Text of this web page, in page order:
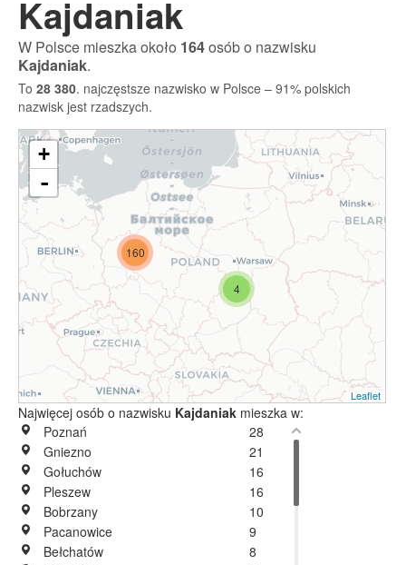
Kajdaniak
W Polsce mieszka około 164osób o nazwisku
Kajdaniak.
To 28 380. najczęstsze nazwisko w Polsce – 91% polskich
nazwisk jest rzadszych.
4
160
+
-
Leaflet
Najwięcej osób o nazwisku Kajdaniak mieszka w:
Poznań
28
Gniezno
21
Gołuchów
16
Pleszew
16
Bobrzany
10
Pacanowice
9
Bełchatów
8